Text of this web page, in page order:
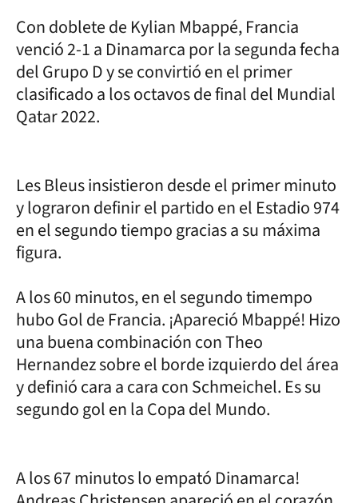
Con doblete de Kylian Mbappé, Francia
venció 2-1 a Dinamarca por la segunda fecha
del Grupo D y se convirtió en el primer
clasificado a los octavos de final del Mundial
Qatar 2022.
Les Bleus insistieron desde el primer minuto
y lograron definir el partido en el Estadio 974
en el segundo tiempo gracias a su máxima
figura.
A los 60 minutos, en el segundo timempo
hubo Gol de Francia. ¡Apareció Mbappé! Hizo
una buena combinación con Theo
Hernandez sobre el borde izquierdo del área
y definió cara a cara con Schmeichel. Es su
segundo gol en la Copa del Mundo.
A los 67 minutos lo empató Dinamarca!